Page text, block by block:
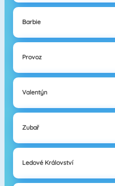
Barbie
Provoz
Valentýn
Zubař
Ledové Království